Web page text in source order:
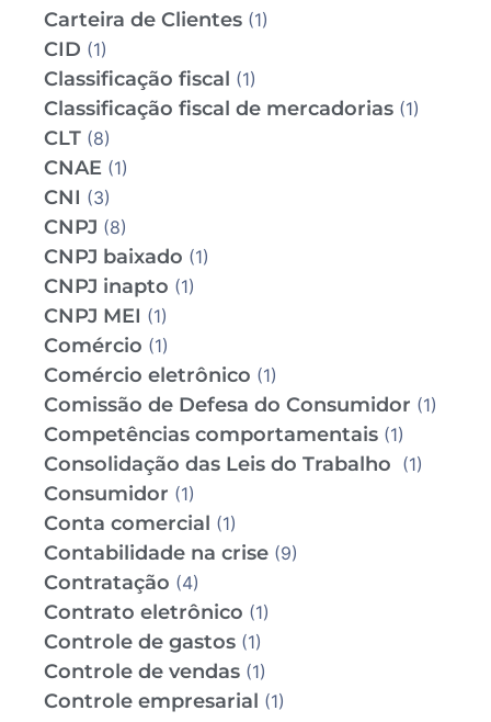
Carteira de Clientes (1)
CID (1)
Classificação fiscal (1)
Classificação fiscal de mercadorias (1)
CLT (8)
CNAE (1)
CNI (3)
CNPJ (8)
CNPJ baixado (1)
CNPJ inapto (1)
CNPJ MEI (1)
Comércio (1)
Comércio eletrônico (1)
Comissão de Defesa do Consumidor (1)
Competências comportamentais (1)
Consolidação das Leis do Trabalho (1)
Consumidor (1)
Conta comercial (1)
Contabilidade na crise (9)
Contratação (4)
Contrato eletrônico (1)
Controle de gastos (1)
Controle de vendas (1)
Controle empresarial (1)